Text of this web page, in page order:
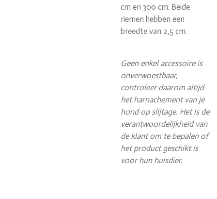
cm en 300 cm. Beide
riemen hebben een
breedte van 2,5 cm.
Geen enkel accessoire is
onverwoestbaar,
controleer daarom altijd
het harnachement van je
hond op slijtage. Het is de
verantwoordelijkheid van
de klant om te bepalen of
het product geschikt is
voor hun huisdier.